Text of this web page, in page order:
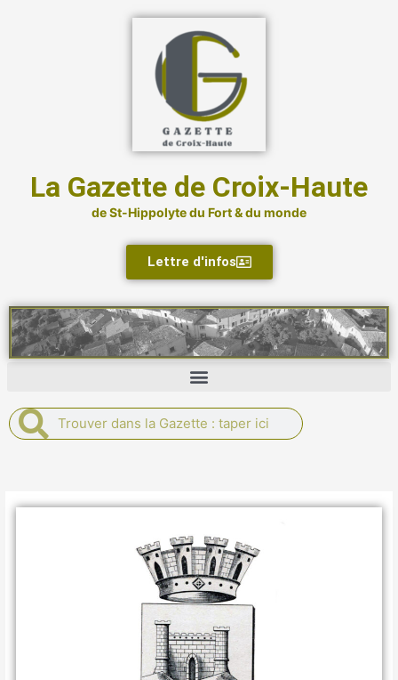
La Gazette de Croix-Haute
de St-Hippolyte du Fort & du monde
Lettre d'infos
RechercherRechercher